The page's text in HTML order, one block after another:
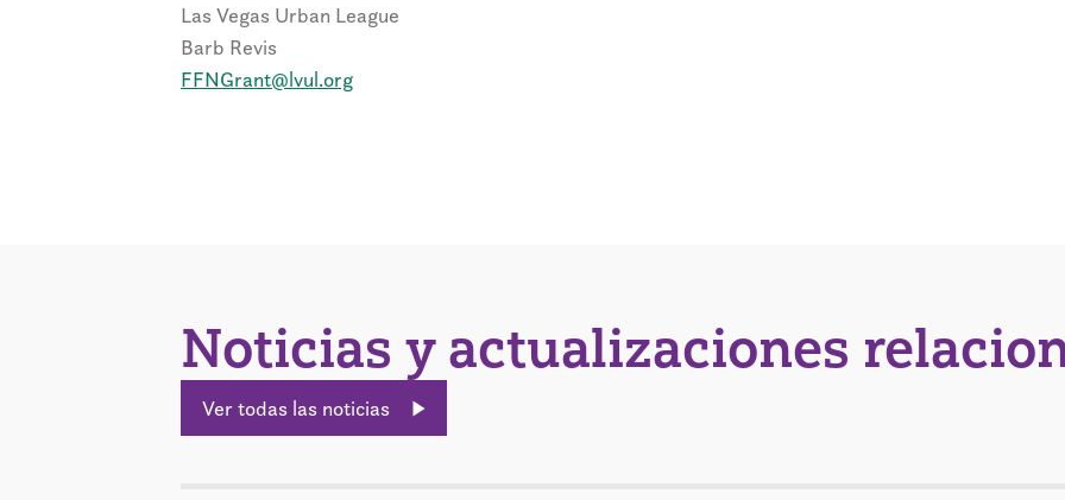
Las Vegas Urban League
Barb Revis
FFNGrant@lvul.org
Noticias y actualizaciones
Ver todas las noticias